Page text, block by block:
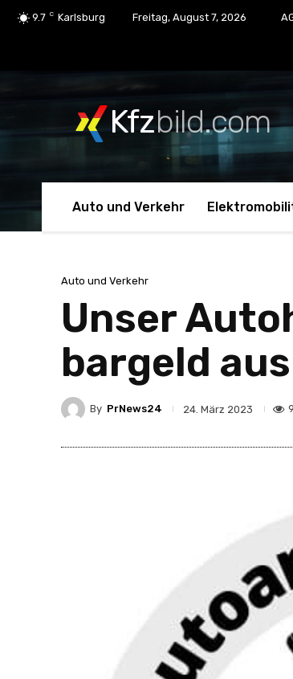
9.7 C Karlsburg Freitag, August 7, 2026
Kfzbild.com
Auto und Verkehr
Auto und Verkehr
Unser
bargeld aus
By PrNews24 24. März 2023